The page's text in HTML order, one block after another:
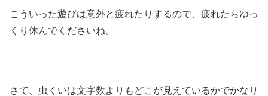
こういった遊びは意外と疲れたりするので、疲れたらゆっ
くり休んでくださいね。
さて、虫くいは文字数よりもどこが見えているかでかなり